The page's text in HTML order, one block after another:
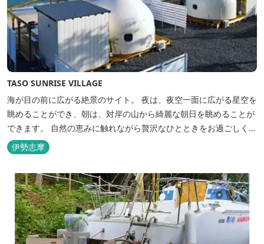
TASO SUNRISE VILLAGE
海が目の前に広がる絶景のサイト。 夜は、夜空一面に広がる星空を
眺めることができ、朝は、対岸の山から綺麗な朝日を眺めることが
できます。 自然の恵みに触れながら贅沢なひとときをお過ごしくだ
さい。 ウッドテラスでのバーベキューを楽しむこともでき、BBQ
初心者でも安心のガスBBQ台をご用意しております。 また、海岸
を散策しながら海風を感じるのもよし、インスタントハウス内でリ
ラックスする...
伊勢志摩